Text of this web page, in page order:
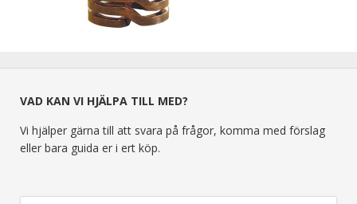
VAD KAN VI HJÄLPA TILL MED?
Vi hjälper gärna till att svara på frågor, komma med förslag
eller bara guida er i ert köp.